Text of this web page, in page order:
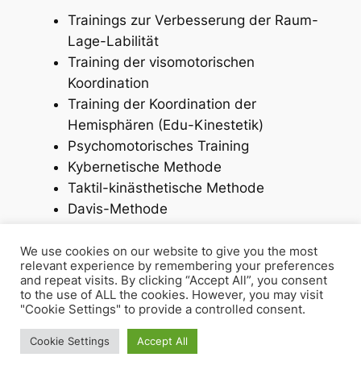
Trainings zur Verbesserung der Raum-
Lage-Labilität
Training der visomotorischen
Koordination
Training der Koordination der
Hemisphären (Edu-Kinestetik)
Psychomotorisches Training
Kybernetische Methode
Taktil-kinästhetische Methode
Davis-Methode
(NLP)
Von diesen Verfahren rät insbesondere
auch der Bundesverband für Legasthenie
und Dyskalulie e.V. ab.
We use cookies on our website to give you the most
relevant experience by remembering your preferences
and repeat visits. By clicking “Accept All”, you consent
to the use of ALL the cookies. However, you may visit
"Cookie Settings" to provide a controlled consent.
Cookie Settings Accept All